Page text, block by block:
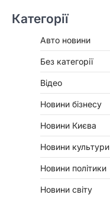
Категорії
Авто новини
Без категорії
Відео
Новини бізнесу
Новини Києва
Новини культури
Новини політики
Новини світу